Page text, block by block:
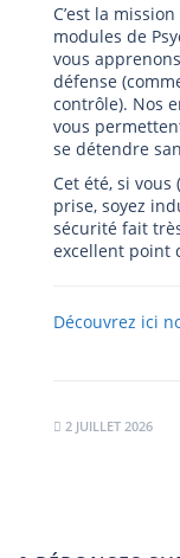
C’est la
modules de
vous
défense
contrôle). Nos
vous
se détendre
Cet été, si vous
prise, soyez
sécurité fait
excellent point
Découvrez ici
2 JUILLET 2026